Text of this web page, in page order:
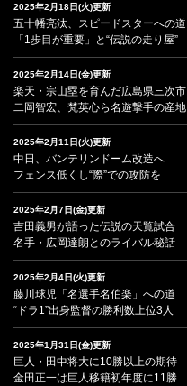
2025年2月18日(火)更新
五十幡亮汰、スピードスターへの道
「1歩目が重要」と“伝説の走り屋”
2025年2月14日(金)更新
楽天・宗山塁を育んだ広島県三次市
二岡智宏、梵英心ら名遊撃手の産地
2025年2月11日(火)更新
中日、バンテリンドーム改造へ
フェンス低くし“際”での攻防を
2025年2月7日(金)更新
吉田義男が語った伝説の天覧試合
名手・広岡達朗とのライバル秘話
2025年2月4日(火)更新
藤川球児「名選手名伯楽」への道
“ドラ1”出身監督の勝利数上位3人
2025年1月31日(金)更新
巨人・田中将大に10勝以上の期待
金田正一は巨人移籍初年度に11勝